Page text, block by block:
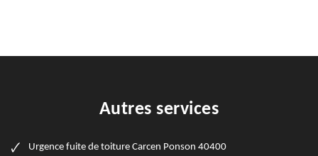
Autres services
Urgence fuite de toiture Carcen Ponson 40400